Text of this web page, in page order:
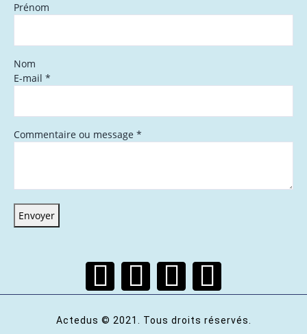
Prénom
Nom
E-mail *
Commentaire ou message *
Envoyer
Actedus © 2021. Tous droits réservés.